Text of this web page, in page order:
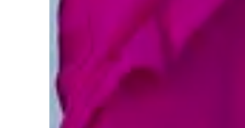
🧺 Cuidados de lavagem:
Lave à mão ou na máquina, em ciclo suave,
Use sabão neutro e evite alvejantes, cloro,
alterar a textura e o comportamento das fibras
Não torça nem friccione o tecido molhado —